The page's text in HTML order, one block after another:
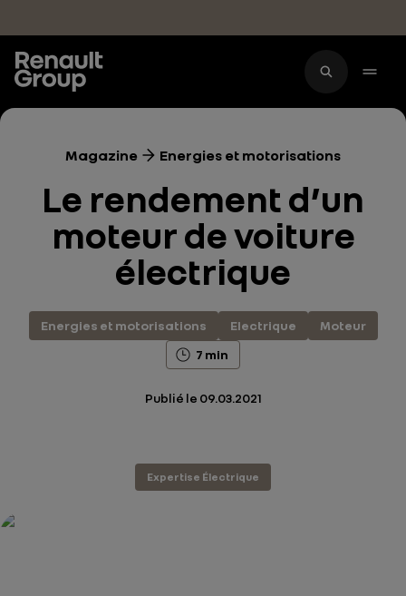
Magazine Energies et motorisations
Le rendement d’un
moteur de voiture
électrique
Energies et motorisations Electrique
Moteur
7 min
Publié le 09.03.2021
Expertise Électrique